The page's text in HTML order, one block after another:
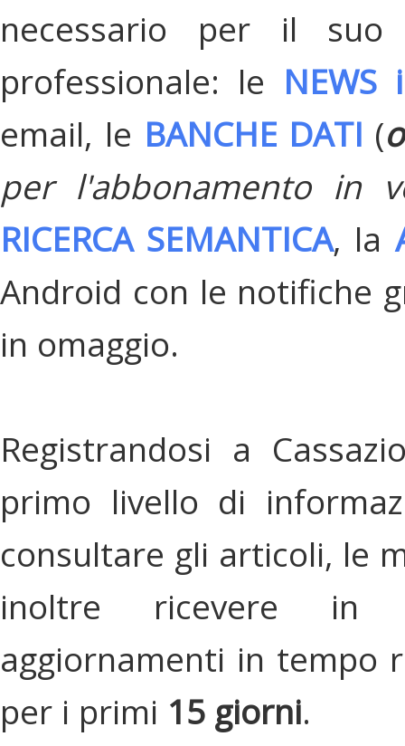
necessario per il suo
professionale: le
email, le BANCHE DATI (
per l'abbonamento in
RICERCA SEMANTICA, la
Android con le notifiche
in omaggio.
Registrandosi a
primo livello di
consultare gli articoli, le
inoltre ricevere in
aggiornamenti in tempo
per i primi 15 giorni.